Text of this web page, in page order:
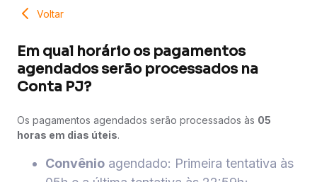
Voltar
Em qual horário os pagamentos
agendados serão processados na
Conta PJ?
Os pagamentos agendados serão processados às 05
horas em dias úteis.
Convênio agendado: Primeira tentativa às